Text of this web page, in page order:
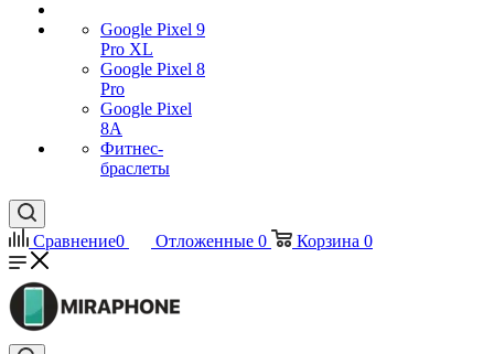
Google Pixel 9
Pro XL
Google Pixel 8
Pro
Google Pixel
8A
Фитнес-
браслеты
Сравнение0 Отложенные 0 Корзина 0